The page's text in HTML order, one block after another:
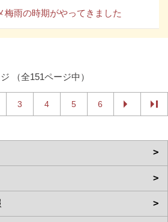
梅雨の時期がやってきました
（全151ページ中）
3 4 5 6